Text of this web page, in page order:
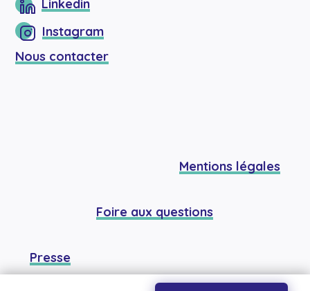
Linkedin
Instagram
Nous contacter
Mentions légales
Foire aux questions
Presse